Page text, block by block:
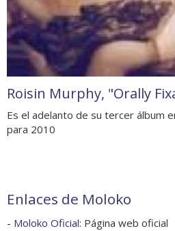
Roisin Murphy, "Orally
Es el adelanto de su tercer álbum
para 2010
Enlaces de Moloko
- Moloko Oficial: Página web oficial